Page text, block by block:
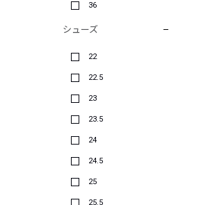
36
シューズ
22
22.5
23
23.5
24
24.5
25
25.5